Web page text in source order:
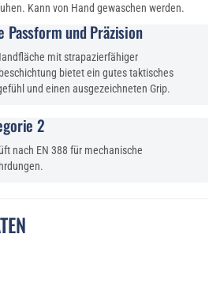
Kann von Hand gewaschen werden.
Passform und Präzision
mit strapazierfähiger
bietet ein gutes taktisches
und einen ausgezeichneten Grip.
2
nach EN 388 für mechanische